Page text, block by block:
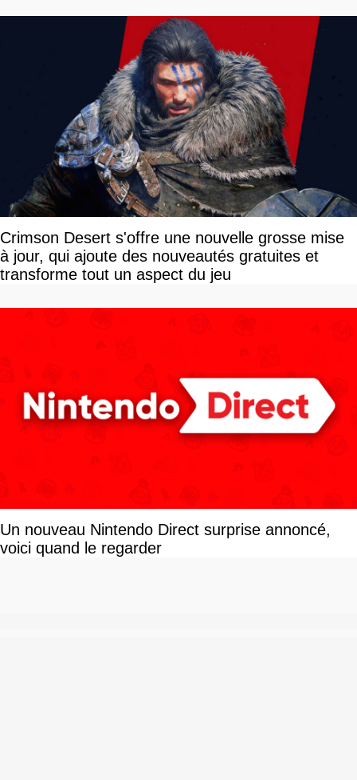
Crimson Desert s'offre une nouvelle grosse mise
à jour, qui ajoute des nouveautés gratuites et
transforme tout un aspect du jeu
Un nouveau Nintendo Direct surprise annoncé,
voici quand le regarder